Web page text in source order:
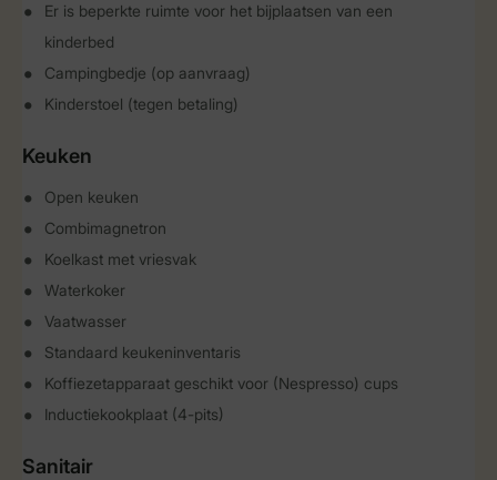
Er is beperkte ruimte voor het bijplaatsen van een
kinderbed
Campingbedje (op aanvraag)
Kinderstoel (tegen betaling)
Keuken
Open keuken
Combimagnetron
Koelkast met vriesvak
Waterkoker
Vaatwasser
Standaard keukeninventaris
Koffiezetapparaat geschikt voor (Nespresso) cups
Inductiekookplaat (4-pits)
Sanitair